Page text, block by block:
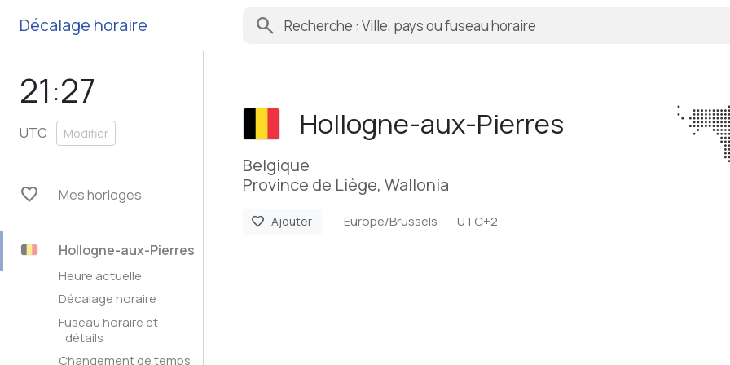
Décalage horaire search
21:27
UTC Modifier
favorite Mes horloges
Hollogne-aux-Pierres
Heure actuelle
Décalage horaire
Fuseau horaire et
détails
Changement de temps
Hollogne-aux-Pierres
Belgique
Province de Liège, Wallonia
favorite Ajouter Europe/Brussels UTC+2